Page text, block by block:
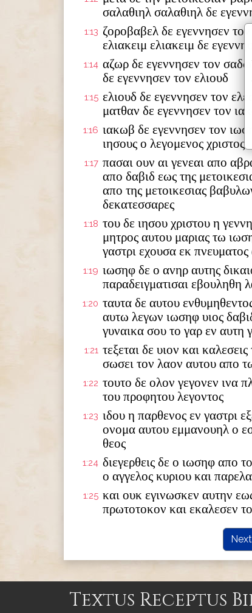
σαλαθιηλ σαλαθιηλ δε
1:13 ζοροβαβελ δε εγεννησεν τον
ελιακειμ ελιακειμ δε
1:14 αζωρ δε εγεννησεν τον
δε εγεννησεν τον ελιουδ
1:15 ελιουδ δε εγεννησεν τον
ματθαν δε εγεννησεν τον
1:16 ιακωβ δε εγεννησεν τον
ιησους ο λεγομενος χριστος
1:17 πασαι ουν αι γενεαι απο
απο δαβιδ εως της
απο της μετοικεσιας
δεκατεσσαρες
1:18 του δε ιησου χριστου η
μητρος αυτου μαριας τω
γαστρι εχουσα εκ πνευματος
1:19 ιωσηφ δε ο ανηρ αυτης
παραδειγματισαι εβουληθη
1:20 ταυτα δε αυτου
αυτω λεγων ιωσηφ υιος
γυναικα σου το γαρ εν αυτη
1:21 τεξεται δε υιον και
σωσει τον λαον αυτου απο
1:22 τουτο δε ολον γεγονεν ινα
του προφητου λεγοντος
1:23 ιδου η παρθενος εν γαστρι
ονομα αυτου εμμανουηλ ο
θεος
1:24 διεγερθεις δε ο ιωσηφ απο
ο αγγελος κυριου και
1:25 και ουκ εγινωσκεν αυτην
πρωτοτοκον και εκαλεσεν
Textus Receptus